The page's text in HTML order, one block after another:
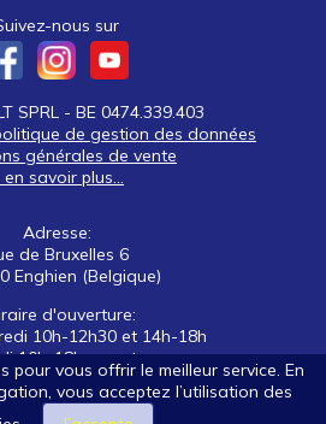
nous sur
SPRL - BE 0474.339.403
de gestion des données
générales de vente
en savoir plus...
Adresse:
de Bruxelles 6
Enghien (Belgique)
d'ouverture:
10h-12h30 et 14h-18h
10h-18h non stop
(0)2 395 92 88
nim@jeuxdenim.be
pour vous offrir le meilleur service. En
vous acceptez l’utilisation des